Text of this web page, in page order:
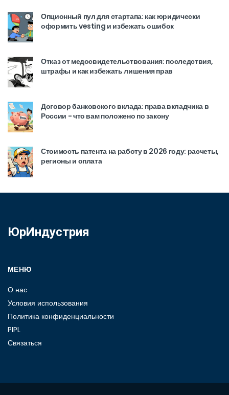
Опционный пул для стартапа: как юридически
оформить vesting и избежать ошибок
Отказ от медосвидетельствования: последствия,
штрафы и как избежать лишения прав
Договор банковского вклада: права вкладчика в
России - что вам положено по закону
Стоимость патента на работу в 2026 году: расчеты,
регионы и оплата
ЮрИндустрия
МЕНЮ
О нас
Условия использования
Политика конфиденциальности
PIPL
Связаться